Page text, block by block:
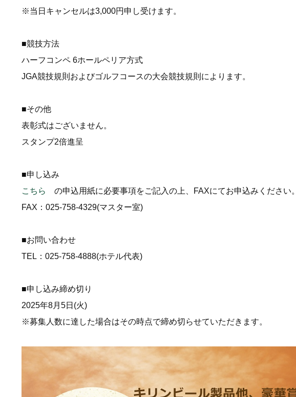
※当日キャンセルは3,000円申し受けます。
■競技方法
ハーフコンペ 6ホールペリア方式
JGA競技規則およびゴルフコースの大会競技規則によります。
■その他
表彰式はございません。
スタンプ2倍進呈
■申し込み
こちら
の申込用紙に必要事項をご記入の上、FAXにてお申込みください。
FAX：025-758-4329(マスター室)
■お問い合わせ
TEL：025-758-4888(ホテル代表)
■申し込み締め切り
2025年8月5日(火)
※募集人数に達した場合はその時点で締め切らせていただきます。